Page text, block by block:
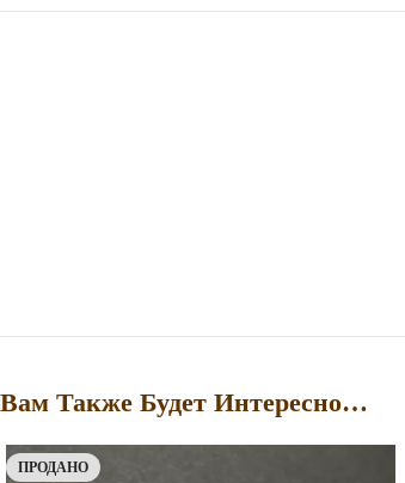
Вам Также Будет Интересно…
ПРОДАНО